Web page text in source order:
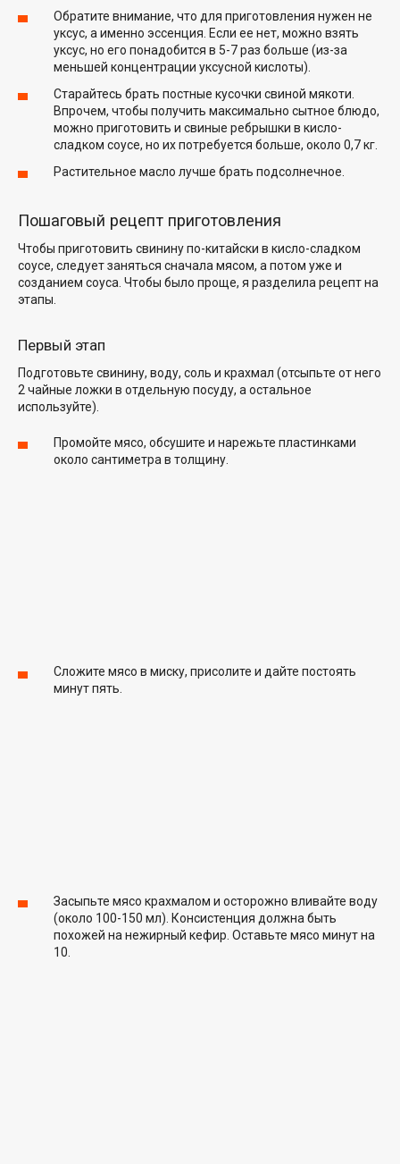
Обратите внимание, что для приготовления нужен не
уксус, а именно эссенция. Если ее нет, можно взять
уксус, но его понадобится в 5-7 раз больше (из-за
меньшей концентрации уксусной кислоты).
Старайтесь брать постные кусочки свиной мякоти.
Впрочем, чтобы получить максимально сытное блюдо,
можно приготовить и свиные ребрышки в кисло-
сладком соусе, но их потребуется больше, около 0,7 кг.
Растительное масло лучше брать подсолнечное.
Пошаговый рецепт приготовления
Чтобы приготовить свинину по-китайски в кисло-сладком
соусе, следует заняться сначала мясом, а потом уже и
созданием соуса. Чтобы было проще, я разделила рецепт на
этапы.
Первый этап
Подготовьте свинину, воду, соль и крахмал (отсыпьте от него
2 чайные ложки в отдельную посуду, а остальное
используйте).
Промойте мясо, обсушите и нарежьте пластинками
около сантиметра в толщину.
Сложите мясо в миску, присолите и дайте постоять
минут пять.
Засыпьте мясо крахмалом и осторожно вливайте воду
(около 100-150 мл). Консистенция должна быть
похожей на нежирный кефир. Оставьте мясо минут на
10.